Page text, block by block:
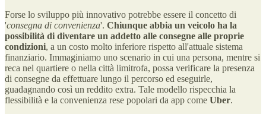
Forse lo sviluppo più innovativo potrebbe essere il concetto di
'consegna di convenienza'. Chiunque abbia un veicolo ha la
possibilità di diventare un addetto alle consegne alle proprie
condizioni, a un costo molto inferiore rispetto all'attuale sistema
finanziario. Immaginiamo uno scenario in cui una persona, mentre si
reca nel quartiere o nella città limitrofa, possa verificare la presenza
di consegne da effettuare lungo il percorso ed eseguirle,
guadagnando così un reddito extra. Tale modello rispecchia la
flessibilità e la convenienza rese popolari da app come Uber.